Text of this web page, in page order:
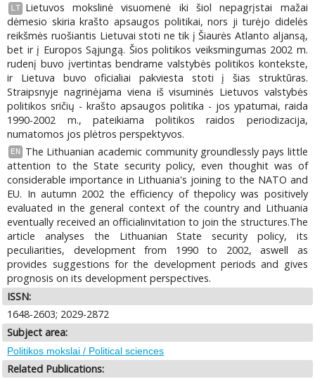
LT
Lietuvos mokslinė visuomenė iki šiol nepagrįstai mažai
dėmesio skiria krašto apsaugos politikai, nors ji turėjo didelės
reikšmės ruošiantis Lietuvai stoti ne tik į Šiaurės Atlanto aljansą,
bet ir į Europos Sąjungą. Šios politikos veiksmingumas 2002 m.
rudenį buvo įvertintas bendrame valstybės politikos kontekste,
ir Lietuva buvo oficialiai pakviesta stoti į šias struktūras.
Straipsnyje nagrinėjama viena iš visuminės Lietuvos valstybės
politikos sričių - krašto apsaugos politika - jos ypatumai, raida
1990-2002 m., pateikiama politikos raidos periodizacija,
numatomos jos plėtros perspektyvos.
EN
The Lithuanian academic community groundlessly pays little
attention to the State security policy, even thoughit was of
considerable importance in Lithuania's joining to the NATO and
EU. In autumn 2002 the efficiency of thepolicy was positively
evaluated in the general context of the country and Lithuania
eventually received an officialinvitation to join the structures.The
article analyses the Lithuanian State security policy, its
peculiarities, development from 1990 to 2002, aswell as
provides suggestions for the development periods and gives
prognosis on its development perspectives.
ISSN:
1648-2603; 2029-2872
Subject area:
Politikos mokslai / Political sciences
Related Publications: